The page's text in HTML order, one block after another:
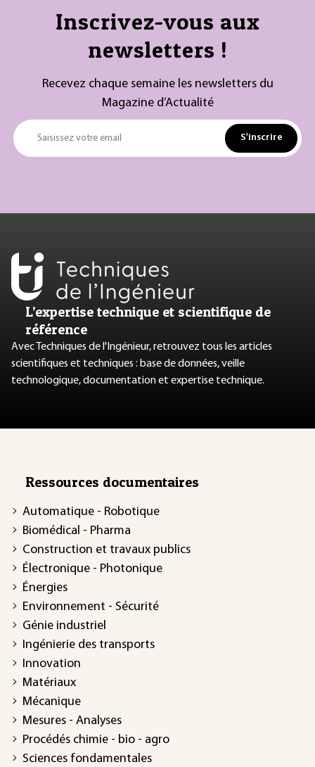
Inscrivez-vous aux
newsletters !
Recevez chaque semaine les newsletters du
Magazine d’Actualité
Saisissez votre email S'inscrire
L’expertise technique et scientifique de
référence
Avec Techniques de l'Ingénieur, retrouvez tous les articles
scientifiques et techniques : base de données, veille
technologique, documentation et expertise technique.
Ressources documentaires
Automatique - Robotique
Biomédical - Pharma
Construction et travaux publics
Électronique - Photonique
Énergies
Environnement - Sécurité
Génie industriel
Ingénierie des transports
Innovation
Matériaux
Mécanique
Mesures - Analyses
Procédés chimie - bio - agro
Sciences fondamentales